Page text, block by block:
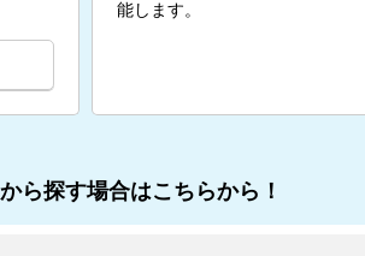
能します。
ら探す場合はこちらから！